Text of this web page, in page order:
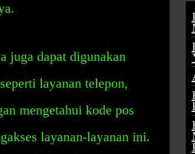
juga dapat digunakan
layanan telepon,
mengetahui kode pos
layanan-layanan ini.